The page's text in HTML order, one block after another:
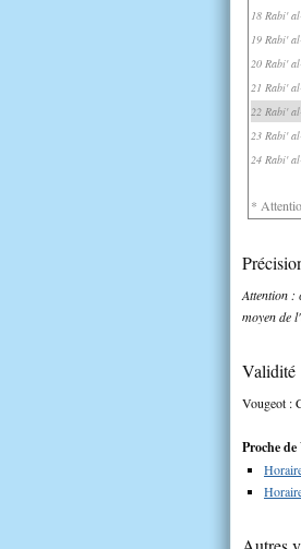
18 Rabi'
19 Rabi'
20 Rabi'
21 Rabi'
22 Rabi'
23 Rabi'
24 Rabi'
*
Attention :
moyen de
Validité
Vougeot :
Proche